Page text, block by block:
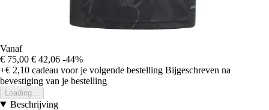
Vanaf
€ 75,00 € 42,06 -44%
+€ 2,10 cadeau voor je volgende bestelling Bijgeschreven na
bevestiging van je bestelling
Loading...
Beschrijving